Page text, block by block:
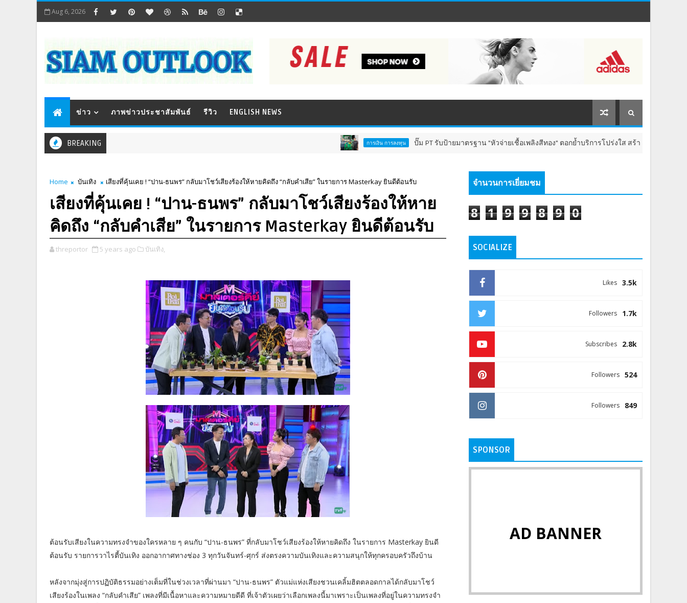
Aug 6, 2026
ข่าว ภาพข่าวประชาสัมพันธ์ รีวิว ENGLISH NEWS
BREAKING การเงิน การลงทุน ปั๊ม PT รับป้ายมาตรฐาน "หัวจ่ายเชื้อเพลิงสีทอง" ตอกย้ำบริการโปร่งใส สร้างความเชื่อมั่นผู้บริโภค
Home บันเทิง เสียงที่คุ้นเคย ! “ปาน-ธนพร” กลับมาโชว์เสียงร้องให้หายคิดถึง “กลับคำเสีย” ในรายการ Masterkay ยินดีต้อนรับ
เสียงที่คุ้นเคย ! “ปาน-ธนพร” กลับมาโชว์เสียงร้องให้หาย
คิดถึง “กลับคำเสีย” ในรายการ Masterkay ยินดีต้อนรับ
threportor 5 years ago บันเทิง,
ต้อนรับเสียงในความทรงจำของใครหลาย ๆ คนกับ “ปาน-ธนพร” ที่กลับมาโชว์เสียงร้องให้หายคิดถึง ในรายการ Masterkay ยินดี
ต้อนรับ รายการวาไรตี้บันเทิง ออกอากาศทางช่อง 3 ทุกวันจันทร์-ศุกร์ ส่งตรงความบันเทิงและความสนุกให้ทุกครอบครัวถึงบ้าน
หลังจากมุ่งสู่การปฏิบัติธรรมอย่างเต็มที่ในช่วงเวลาที่ผ่านมา “ปาน-ธนพร” ตัวแม่แห่งเสียงชวนเคลิ้มฮิตตลอดกาลได้กลับมาโชว์
เสียงร้องในเพลง “กลับคำเสีย” เพลงที่มีเนื้อหาและความหมายดีดี ที่เจ้าตัวเผยว่าเลือกเพลงนี้มาเพราะเป็นเพลงที่อยู่ในความทรงจำ
จำนวนการเยี่ยมชม
8 1 9 9 8 9 0
SOCIALIZE
3.5k
Likes
1.7k
Followers
2.8k
Subscribes
524
Followers
849
Followers
SPONSOR
AD BANNER